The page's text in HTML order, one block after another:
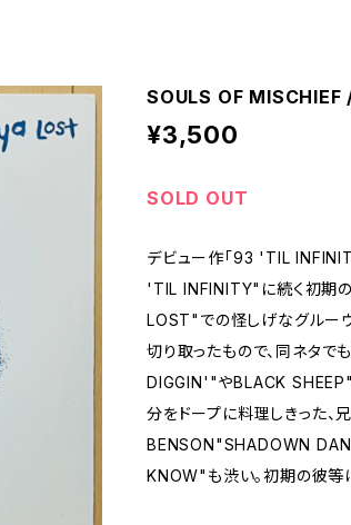
SOULS OF
¥3,500
SOLD OUT
デビュー作「93 'TIL
'TIL INFINITY"に続く初期
LOST"での怪しげなグル
切り取ったもので、同ネタ
DIGGIN'"やBLACK
分をドープに料理しきった、
BENSON"SHADOWN
KNOW"も渋い。初期の彼等